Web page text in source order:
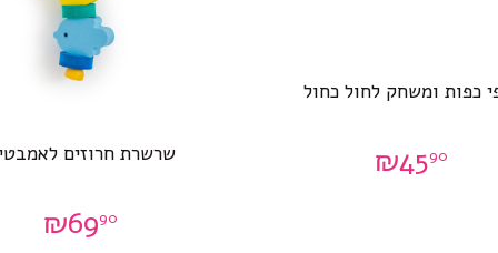
כפות ומשחק לחול כחול
₪4590 שרשרת חרוזים
₪6990